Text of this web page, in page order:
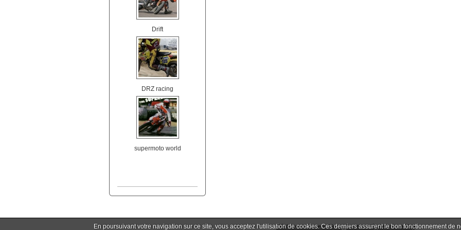
En poursuivant votre navigation sur ce site, vous acceptez l'utilisation de cookies. Ces derniers assurent le bon fonctionnement de
Drift
DRZ racing
supermoto world
Déclarer un contenu illicite|Mentions légales de ce blog